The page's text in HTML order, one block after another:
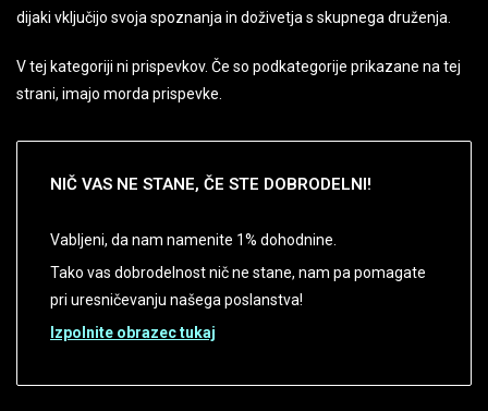
dijaki vključijo svoja spoznanja in doživetja s skupnega druženja.
V tej kategoriji ni prispevkov. Če so podkategorije prikazane na tej
strani, imajo morda prispevke.
NIČ VAS NE STANE, ČE STE DOBRODELNI!
Vabljeni, da nam namenite 1% dohodnine.
Tako vas dobrodelnost nič ne stane, nam pa pomagate
pri uresničevanju našega poslanstva!
Izpolnite obrazec tukaj